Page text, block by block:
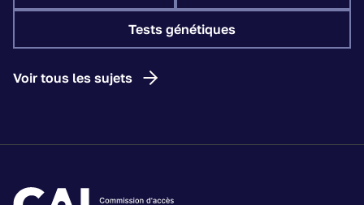
Tests génétiques
Voir tous les sujets